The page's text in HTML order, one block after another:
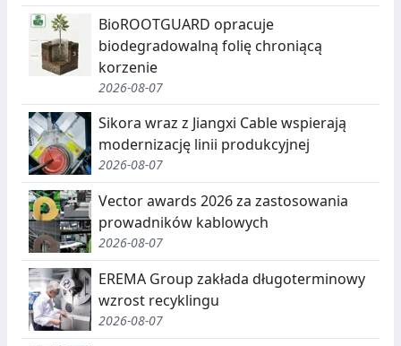
BioROOTGUARD opracuje
biodegradowalną folię chroniącą
korzenie
2026-08-07
Sikora wraz z Jiangxi Cable wspierają
modernizację linii produkcyjnej
2026-08-07
Vector awards 2026 za zastosowania
prowadników kablowych
2026-08-07
EREMA Group zakłada długoterminowy
wzrost recyklingu
2026-08-07